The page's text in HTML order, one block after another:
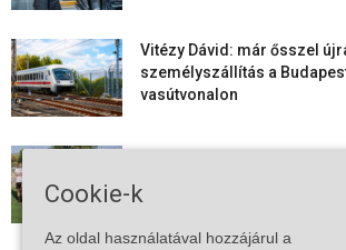
Vitézy Dávid: már ősszel
személyszállítás a
vasútvonalon
Megkezdte a felkészülést a
Cookie-k
Az oldal használatával hozzájárul a